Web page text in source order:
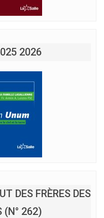
2026
DES FRÈRES DES
(N° 262)